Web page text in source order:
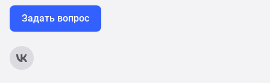
Задать вопрос